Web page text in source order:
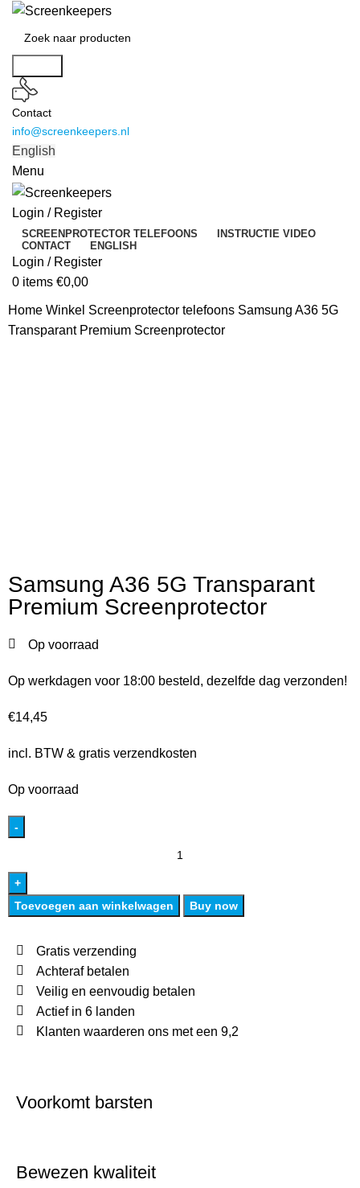
Contact
info@screenkeepers.nl
English
Menu
Login / Register
SCREENPROTECTOR TELEFOONS
INSTRUCTIE VIDEO
CONTACT
ENGLISH
Login / Register
0 items €0,00
HomeWinkel Screenprotector telefoons Samsung A36 5G
Transparant Premium Screenprotector
Samsung A36 5G Transparant
Premium Screenprotector
Op voorraad
Op werkdagen voor 18:00 besteld, dezelfde dag verzonden!
€14,45
incl. BTW & gratis verzendkosten
Op voorraad
Toevoegen aan winkelwagen Buy now
Gratis verzending
Achteraf betalen
Veilig en eenvoudig betalen
Actief in 6 landen
Klanten waarderen ons met een 9,2
Voorkomt barsten
Bewezen kwaliteit